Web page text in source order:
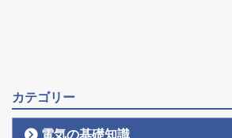
カテゴリー
電気の基礎知識